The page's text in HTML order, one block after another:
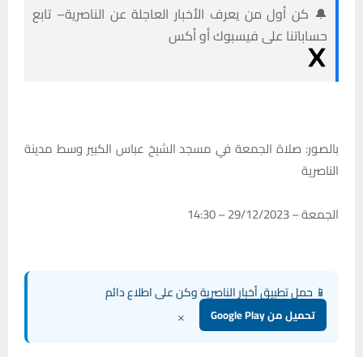
🔔 كن أول من يعرف الأخبار العاجلة عن الناصرية– تابع
حساباتنا على فيسبوك أو أكس
بالصور: صلاة الجمعة في مسجد الشيخ عباس الكبير وسط مدينة
الناصرية
الجمعة – 29/12/2023 – 14:30
📱 حمل تطبيق أخبار الناصرية وكن على اطلاع دائم
تحميل من Google Play ×